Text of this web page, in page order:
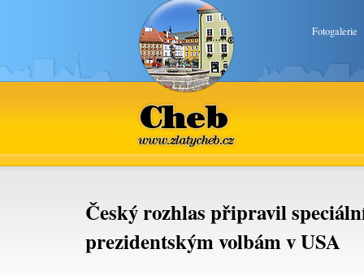
Fotogalerie
Cheb
www.zlatycheb.cz
Český rozhlas připravil
prezidentským volbám v USA